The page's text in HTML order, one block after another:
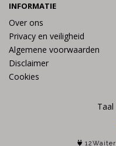
INFORMATIE
Over ons
Privacy en veiligheid
Algemene voorwaarden
Disclaimer
Cookies
Taal
12Waiter